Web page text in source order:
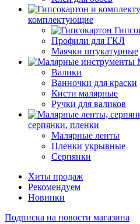
комплектующие
Профили для ГКЛ
Маячки штукатурные
Валики
Ванночки для краски
Кисти малярные
Ручки для валиков
серпянки, пленки
Малярные ленты
Пленки укрывные
Серпянки
Хиты продаж
Рекомендуем
Новинки
Подписка на новости магазина